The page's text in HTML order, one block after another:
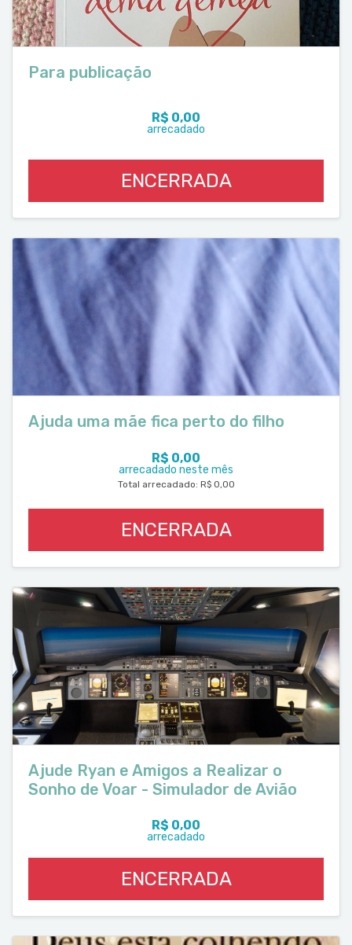
Para publicação
R$ 0,00
arrecadado
ENCERRADA
Ajuda uma mãe fica perto do filho
R$ 0,00
arrecadado neste mês
Total arrecadado: R$ 0,00
ENCERRADA
Ajude Ryan e Amigos a Realizar o
Sonho de Voar - Simulador de Avião
R$ 0,00
arrecadado
ENCERRADA